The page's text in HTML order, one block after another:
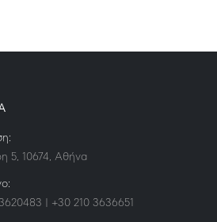
5, 10674, Αθήνα
| +30 210 3636651